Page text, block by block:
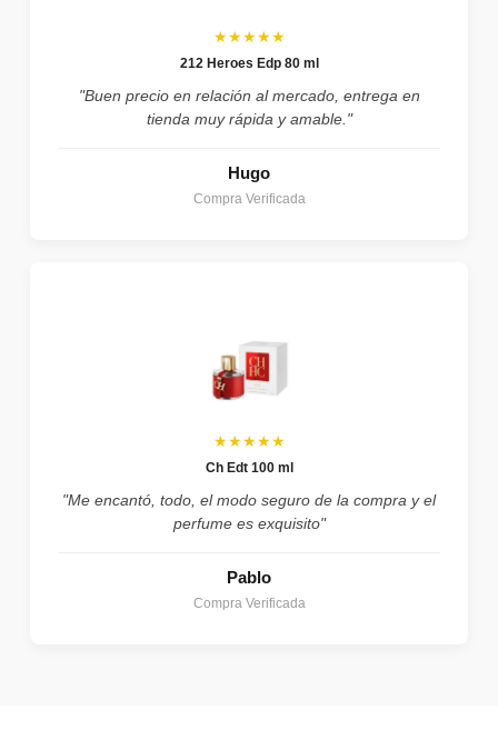
★★★★★
212 Heroes Edp 80 ml
"Buen precio en relación al mercado, entrega en
tienda muy rápida y amable."
Hugo
Compra Verificada
★★★★★
Ch Edt 100 ml
"Me encantó, todo, el modo seguro de la compra y el
perfume es exquisito"
Pablo
Compra Verificada